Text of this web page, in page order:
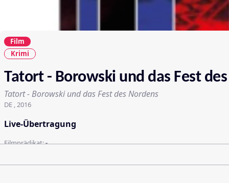
Film
Krimi
Tatort - Borowski und das Fest
Tatort - Borowski und das Fest des Nordens
DE , 2016
Live-Übertragung
Filmprädikat:-